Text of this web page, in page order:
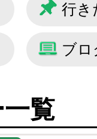
行き
ブロ
覧